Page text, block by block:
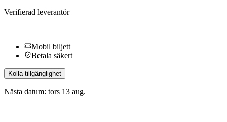
Verifierad leverantör
Mobil biljett
Betala säkert
Kolla tillgänglighet
Nästa datum: tors 13 aug.